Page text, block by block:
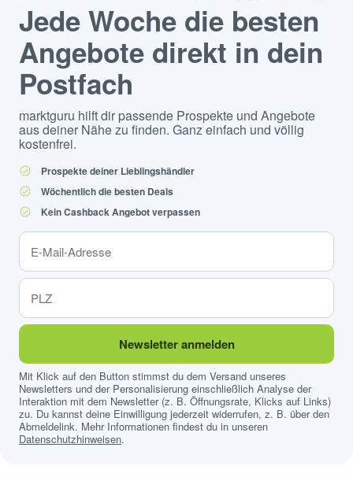
Jede Woche die besten
Angebote direkt in dein
Postfach
marktguru hilft dir passende Prospekte und Angebote
aus deiner Nähe zu finden. Ganz einfach und völlig
kostenfrei.
Prospekte deiner Lieblingshändler
Wöchentlich die besten Deals
Kein Cashback Angebot verpassen
Newsletter anmelden
Mit Klick auf den Button stimmst du dem Versand unseres
Newsletters und der Personalisierung einschließlich Analyse der
Interaktion mit dem Newsletter (z. B. Öffnungsrate, Klicks auf Links)
zu. Du kannst deine Einwilligung jederzeit widerrufen, z. B. über den
Abmeldelink. Mehr Informationen findest du in unseren
Datenschutzhinweisen.